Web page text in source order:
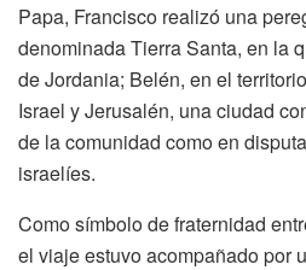
Papa, Francisco realizó una
denominada Tierra Santa, en la
de Jordania; Belén, en el
Israel y Jerusalén, una ciudad
de la comunidad como en
israelíes.
Como símbolo de fraternidad
el viaje estuvo acompañado por